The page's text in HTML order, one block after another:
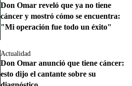
Don Omar reveló que ya no tiene
cáncer y mostró cómo se encuentra:
"Mi operación fue todo un éxito"
Actualidad
Don Omar anunció que tiene cáncer:
esto dijo el cantante sobre su